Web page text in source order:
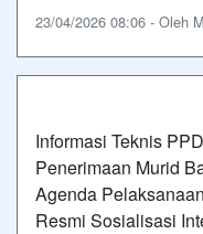
23/04/2026 08:06 - Oleh
Informasi Teknis
Penerimaan Murid
Agenda
Resmi Sosialisasi